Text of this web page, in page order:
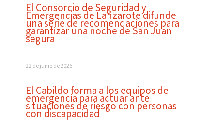
El Consorcio de Seguridad y
Emergencias de Lanzarote difunde
una serie de recomendaciones para
garantizar una noche de San Juan
segura
22 de junio de 2026
El Cabildo forma a los equipos de
emergencia para actuar ante
situaciones de riesgo con personas
con discapacidad